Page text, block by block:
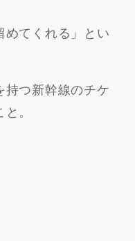
ョッピングで探
めてくれる」とい
持つ新幹線のチケ
。